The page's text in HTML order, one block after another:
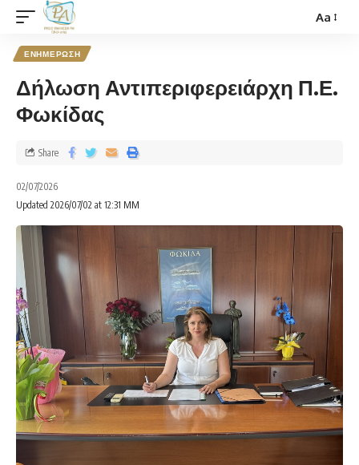
Aa
ΕΝΗΜΕΡΩΣΗ
Δήλωση Αντιπεριφερειάρχη Π.Ε.
Φωκίδας
02/07/2026
Updated 2026/07/02 at 12:31 ΜΜ
Share